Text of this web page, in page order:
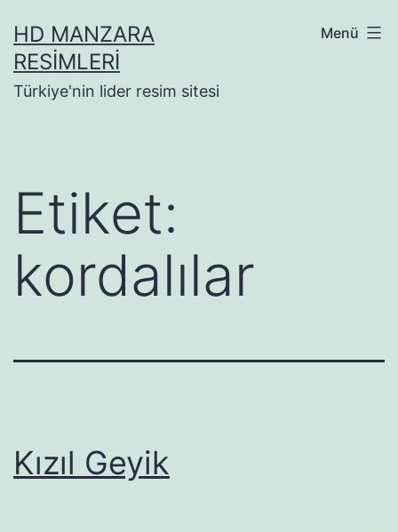
geçHD MANZARA
RESIMLERI
Türkiye'nin lider resim sitesi
Menü
Etiket:
kordalılar
Kızıl Geyik